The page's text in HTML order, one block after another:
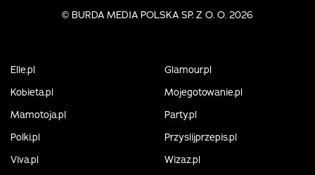
© BURDA MEDIA POLSKA SP. Z O. O. 2026
Elle.pl
Glamour.pl
Kobieta.pl
Mojegotowanie.pl
Mamotoja.pl
Party.pl
Polki.pl
Przyslijprzepis.pl
Viva.pl
Wizaz.pl